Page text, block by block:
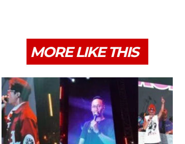
MORE LIKE THIS